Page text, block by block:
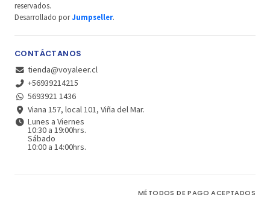
reservados.
Desarrollado porJumpseller.
CONTÁCTANOS
tienda@voyaleer.cl
+56939214215
5693921 1436
Viana 157, local 101, Viña del Mar.
Lunes a Viernes
10:30 a 19:00hrs.
Sábado
10:00 a 14:00hrs.
MÉTODOS DE PAGO ACEPTADOS